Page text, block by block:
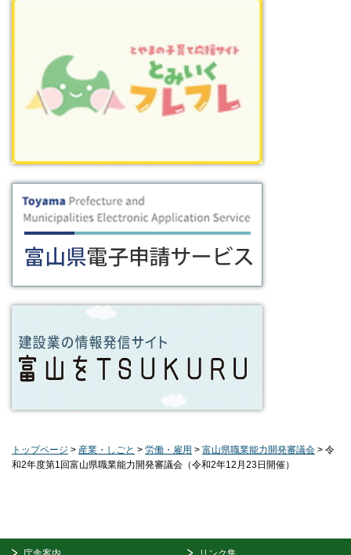
トップページ > 産業・しごと > 労働・雇用 > 富山県職業能力開発審議会 > 令
和2年度第1回富山県職業能力開発審議会（令和2年12月23日開催）